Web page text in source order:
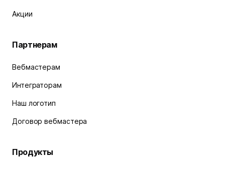
Акции
Партнерам
Вебмастерам
Интеграторам
Наш логотип
Договор вебмастера
Продукты